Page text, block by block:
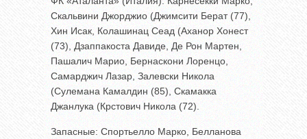
Скальвини Джорджио (Джимсити Берат (77),
Хин Исак, Колашинац Сеад (Аханор Хонест
(73), Дзаппакоста Давиде, Де Рон Мартен,
Пашалич Марио, Бернаскони Лоренцо,
Самарджич Лазар, Залевски Никола
(Сулемана Камалдин (85), Скамакка
Джанлука (Крстович Никола (72).
Запасные: Спортьелло Марко, Белланова